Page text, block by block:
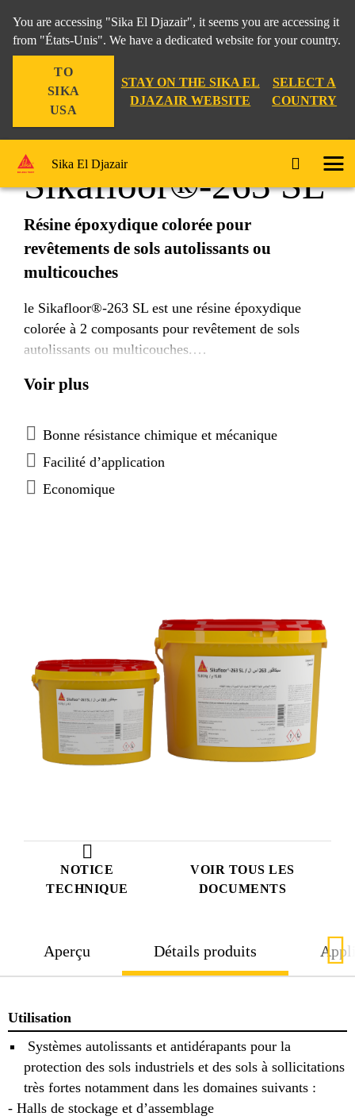
You are accessing "Sika El Djazair", it seems you are accessing it
from "États-Unis". We have a dedicated website for your country.
TO
SIKA
USA
STAY ON THE SIKA EL
DJAZAIR WEBSITE
SELECT A
COUNTRY
Sika El Djazair
Construction ... Sikafloor®-263 SL
NOTICE
TECHNIQUE
VOIR TOUS LES
DOCUMENTS
Sikafloor®-263 SL
Résine époxydique colorée pour
revêtements de sols autolissants ou
multicouches
le Sikafloor®-263 SL est une résine époxydique
colorée à 2 composants pour revêtement de sols
autolissants ou multicouches.
normes NF EN 13813 « Matériaux de chapes » et
pour béton ».
Voir plus
Bonne résistance chimique et mécanique
Facilité d’application
Economique
Aperçu Détails produits
Utilisation
Systèmes autolissants et antidérapants pour la
protection des sols industriels et des sols à sollicitations
très fortes notamment dans les domaines suivants :
- Halls de stockage et d’assemblage